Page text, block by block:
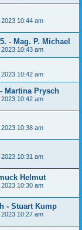
10:44 am
- Mag. P. Michael
10:43 am
10:42 am
Martina Prysch
10:42 am
10:38 am
10:31 am
Helmut
10:30 am
- Stuart Kump
10:27 am